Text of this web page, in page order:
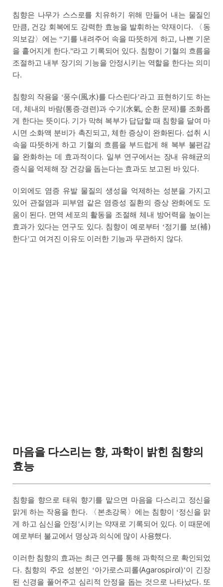
침향은 나무가 스스로를 치유하기 위해 만들어 내는 물질인
만큼, 건강 회복에도 강력한 효능을 발휘하는 약재이다. 〈동
의보감〉에는“기를 내려주어 속을 따뜻하게 하고, 나쁜 기운
을 흩어지게 한다.”라고 기록되어 있다. 침향이 기혈의 흐름을
조절하고 내부 장기의 기능을 안정시키는 역할을 한다는 의미
다.
침향의 작용을 ‘풍수(風水)를 다스린다’라고 표현하기도 하는
데, 체내의 바람(통증·경련)과 수기(水氣, 순환 문제)를 조화롭
게 한다는 뜻이다. 기가 막혀 복부가 답답할 때 침향을 달여 마
시면 소화액 분비가 촉진되고, 체한 증상이 완화된다. 섭취 시
속을 따뜻하게 하고 기혈의 흐름을 부드럽게 해 복부 불편감
을 완화하는 데 효과적이다. 일부 연구에서는 장내 유해균의
증식을 억제해 장 건강을 돕는다는 효과도 보고된 바 있다.
이외에도 염증 유발 물질의 생성을 억제하는 성분을 가지고
있어 관절염과 피부염 같은 염증성 질환의 증상 완화에도 도
움이 된다. 면역 세포의 활동을 조절해 체내 방어력을 높이는
효과가 있다는 연구도 있다. 침향이 예로부터 ‘정기를 보(補)
한다’고 여겨진 이유도 이러한 기능과 무관하지 않다.
마음을 다스리는 향, 과학이 밝힌 침향의
효능
침향을 향으로 태워 향기를 맡으면 마음을 다스리고 정신을
맑게 하는 작용을 한다. 〈본초강목〉에는 침향이 ‘정신을 맑
게 하고 심신을 안정’시키는 약재로 기록되어 있다. 이 때문에
예로부터 불교에서 명상과 의식에 많이 사용했다.
이러한 침향의 효과는 최근 연구를 통해 과학적으로 확인되었
다. 침향의 주요 성분인 ‘아가로스피롤(Agarospirol)’이 긴장
된 신경을 풀어주고 심리적 안정을 돕는 것으로 나타났다. 또